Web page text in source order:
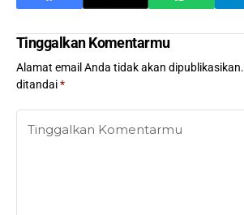
Tinggalkan Komentarmu
Alamat email Anda tidak akan dipublikasikan.
ditandai*